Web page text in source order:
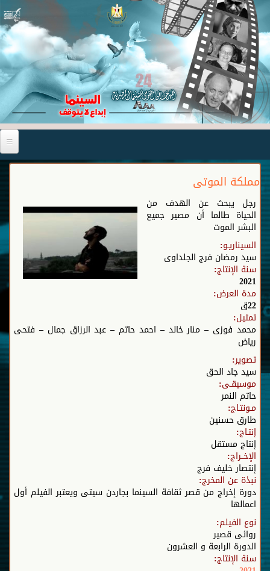
مملكة الموتى
رجل يبحث عن الهدف من
الحياة طالما أن مصير جميع
البشر الموت
السيناريـو:
سيد رمضان فرج الجلداوى
سنة الإنتاج:
2021
مدة العرض:
22ق
تمثيل:
محمد فوزى – منار خالد – احمد حاتم – عبد الرزاق جمال – فتحى
رياض
تصوير:
سيد جاد الحق
موسيقـى:
حاتم النمر
مـونتـاج:
طارق حسنين
إنتـاج:
إنتاج مستقل
الإخــراج:
إنتصار خليف فرج
نبذة عن المخرج:
دورة إخراج من قصر ثقافة السينما بجاردن سيتى ويعتبر الفيلم أول
اعمالها
نوع الفيلم:
روائى قصير
الدورة الرابعة و العشرون
سنة الإنتاج: